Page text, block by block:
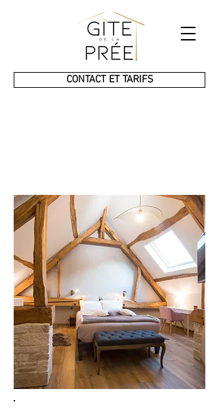
CONTACT ET TARIFS